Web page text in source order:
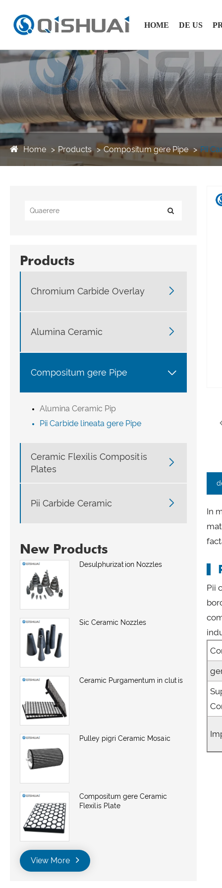
HOME DE US
Home Products Compositum gere Pipe Pii
Products
Chromium Carbide Overlay 
Alumina Ceramic 
Compositum gere Pipe 
Alumina Ceramic Pip
Pii Carbide lineata gere Pipe
Ceramic Flexilis Compositis
Plates

Pii Carbide Ceramic 
New Products
Desulphurization Nozzles
Sic Ceramic Nozzles
Ceramic Purgamentum in clutis
Pulley pigri Ceramic Mosaic
Compositum gere Ceramic
Flexilis Plate
View More
In
Pii